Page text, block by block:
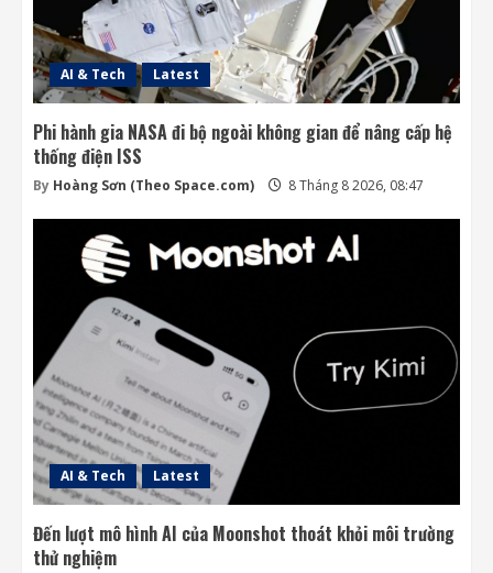
AI & Tech Latest
Phi hành gia NASA đi bộ ngoài không gian để nâng cấp hệ
thống điện ISS
By Hoàng Sơn (Theo Space.com) 8 Tháng 8 2026, 08:47
AI & Tech Latest
Đến lượt mô hình AI của Moonshot thoát khỏi môi trường
thử nghiệm